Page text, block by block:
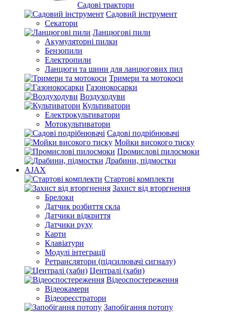
Садові трактори
Садовий інструмент
Секатори
Ланцюгові пили
Акумуляторні пилки
Бензопили
Електропили
Ланцюги та шини для ланцюгових пил
Тримери та мотокоси
Газонокосарки
Воздуходуви
Культиватори
Електрокультиватори
Мотокультиватори
Садові подрібнювачі
Мойки високого тиску
Промислові пилосмоки
Драбини, підмостки
AJAX
Стартові комплекти
Захист від вторгнення
Брелоки
Датчик розбиття скла
Датчики відкриття
Датчики руху
Карти
Клавіатури
Модулі інтеграції
Ретранслятори (підсилювачі сигналу)
Централі (хаби)
Відеоспостереження
Відеокамери
Відеореєстратори
Запобігання потопу